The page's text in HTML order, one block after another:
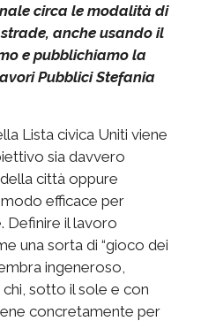
circa le modalità di
anche usando il
e pubblichiamo la
Pubblici Stefania
Lista civica Uniti viene
sia davvero
città oppure
efficace per
Definire il lavoro
una sorta di “gioco dei
ingeneroso,
sotto il sole e con
concretamente per